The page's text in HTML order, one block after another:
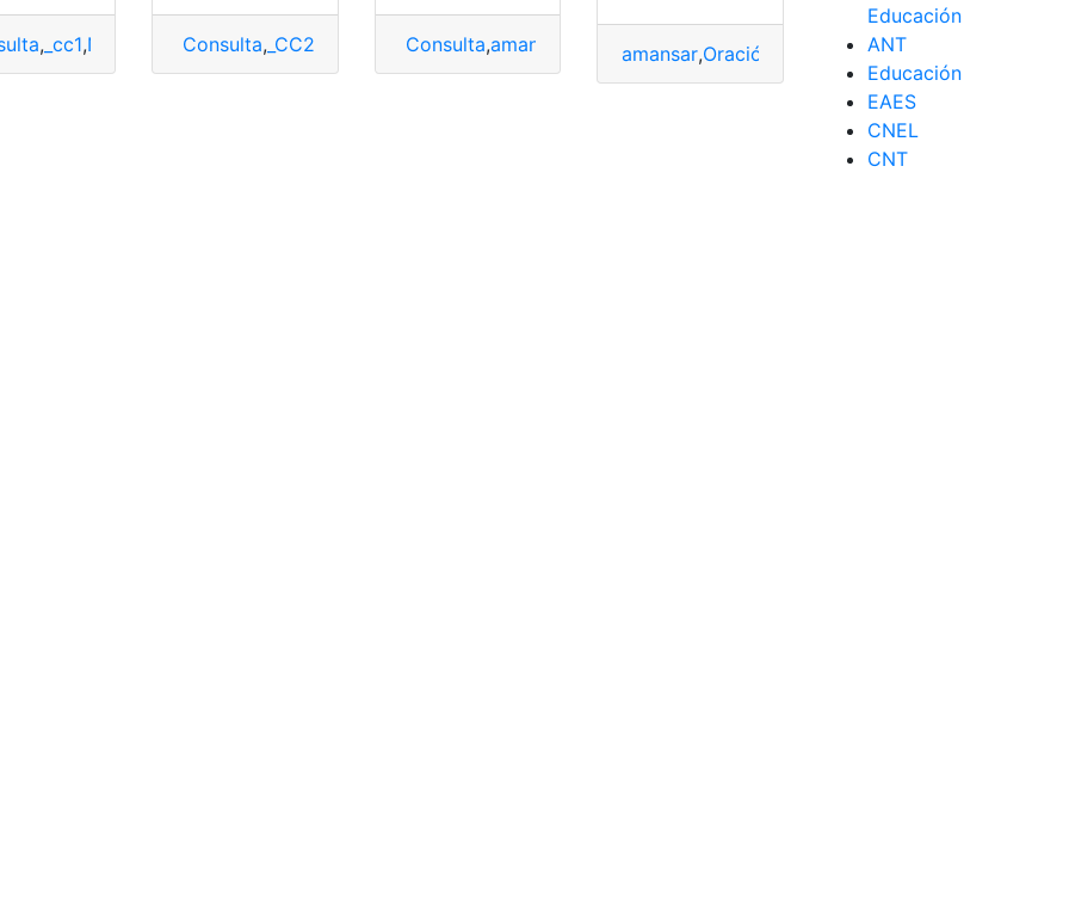
,San Marcos
,León marcos,Novena,san Marco
, _cc1,Novena novena a San Marcos San Marcos
Consulta, _CC2 Amansar el carácter Novena,novena a San Marcos
Consulta,amansar Novena,Oración para amansar carácter
amansar,Oración a San Miguel Arcángel
Educación
ANT
Educación
EAES
CNEL
CNT